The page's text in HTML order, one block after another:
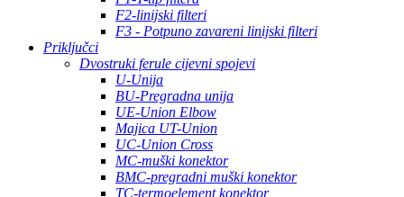
F2-linijski filteri
F3 - Potpuno zavareni linijski filteri
Priključci
Dvostruki ferule cijevni spojevi
U-Unija
BU-Pregradna unija
UE-Union Elbow
Majica UT-Union
UC-Union Cross
MC-muški konektor
BMC-pregradni muški konektor
TC-termoelement konektor